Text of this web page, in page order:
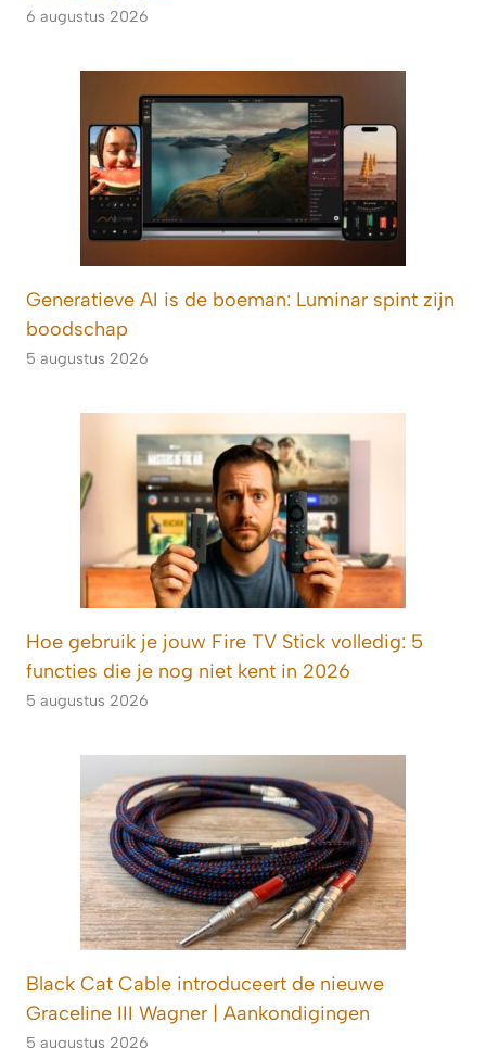
6 augustus 2026
Generatieve AI is de boeman: Luminar spint zijn
boodschap
5 augustus 2026
Hoe gebruik je jouw Fire TV Stick volledig: 5
functies die je nog niet kent in 2026
5 augustus 2026
Black Cat Cable introduceert de nieuwe
Graceline III Wagner | Aankondigingen
5 augustus 2026